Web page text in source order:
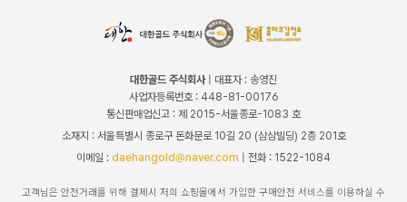
대한골드 주식회사| 대표자 : 송영진
사업자등록번호 : 448-81-00176
통신판매업신고 : 제 2015-서울종로-1083 호
소재지 : 서울특별시 종로구 돈화문로 10길 20 (삼삼빌딩) 2층 201호
이메일 : daehangold@naver.com | 전화 : 1522-1084
고객님은 안전거래를 위해 결제시 저희 쇼핑몰에서 가입한 구매안전 서비스를 이용하실 수